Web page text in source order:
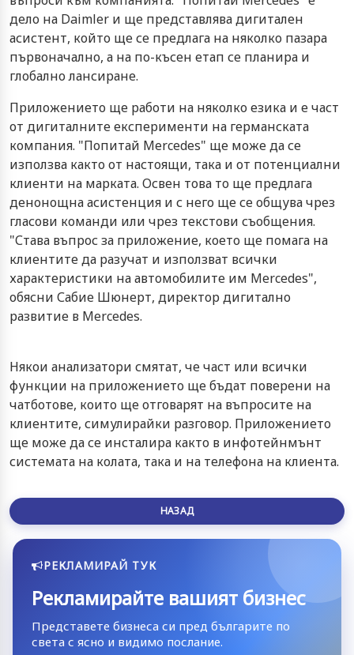
дело на Daimler и ще представлява дигитален
асистент, който ще се предлага на няколко пазара
първоначално, а на по-късен етап се планира и
глобално лансиране.
Приложението ще работи на няколко езика и е част
от дигиталните експерименти на германската
компания. "Попитай Mercedes" ще може да се
използва както от настоящи, така и от потенциални
клиенти на марката. Освен това то ще предлага
денонощна асистенция и с него ще се общува чрез
гласови команди или чрез текстови съобщения.
"Става въпрос за приложение, което ще помага на
клиентите да разучат и използват всички
характеристики на автомобилите им Mercedes",
обясни Сабие Шюнерт, директор дигитално
развитие в Mercedes.
Някои анализатори смятат, че част или всички
функции на приложението ще бъдат поверени на
чатботове, които ще отговарят на въпросите на
клиентите, симулирайки разговор. Приложението
ще може да се инсталира както в инфотейнмънт
системата на колата, така и на телефона на клиента.
НАЗАД
РЕКЛАМИРАЙ ТУК
Рекламирайте вашият бизнес
Представете бизнеса си пред българите по
света с ясно и видимо послание.